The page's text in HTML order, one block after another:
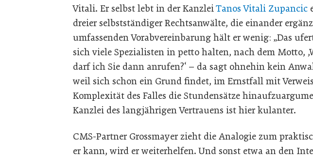
Vitali. Er selbst lebt in der KanzleiTanos Vitali Zupancic
dreier selbstständiger Rechtsanwälte, die einander
umfassenden Vorabvereinbarung hält er wenig: „Das
sich viele Spezialisten in petto halten, nach dem Motto,
darf ich Sie dann anrufen?‘ – da sagt ohnehin kein
weil sich schon ein Grund findet, im Ernstfall mit
Komplexität des Falles die Stundensätze
Kanzlei des langjährigen Vertrauens ist hier kulanter.
CMS-Partner Grossmayer zieht die Analogie zum
er kann, wird er weiterhelfen. Und sonst etwa an den